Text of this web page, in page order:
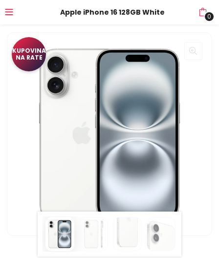
Apple iPhone 16 128GB White 0
KUPOVINA
NA RATE